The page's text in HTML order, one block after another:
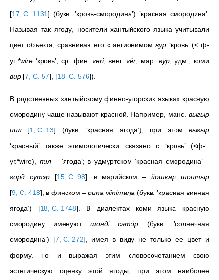
[17, С. 1131] (букв. ‛кровь-смородина’) ‛красная смородина’.
Называя так ягоду, носители хантыйского языка учитывали
цвет объекта, сравнивая его c ангионимом вyр ‘кровь’ (< ф-
уг *wire ‘кровь’, ср. фин. veri, венг.vér , мар. вÿр, удм., коми
вир [7, С. 57] [18, С. 576]).
В родственных хантыйскому финно-угорских языках красную
смородину чаще называют красной. Например, манс. выгыр
пил
[1, С. 13] (букв. ‛красная ягода’), при этомвыгыр
‘красный’ также этимологически связано с ‘кровь’ (<ф-
уг.*wire), пил– ‘ягода’; в удмуртском ‘красная смородина’ –
горд сутэр
[15, С. 98] , в марийском –йошкар шоптыр
[9, С. 418] , в финском – puna viinimarja (букв. ‛красная винная
ягода’)
[18, С. 1748] . В диалектах коми языка красную
смородину именуют шондi сэтöр (букв. ‛солнечная
смородина’) [7, С. 272] , имея в виду не только ее цвет и
форму, но и выражая этим словосочетанием свою
эстетическую оценку этой ягоды; при этом наиболее